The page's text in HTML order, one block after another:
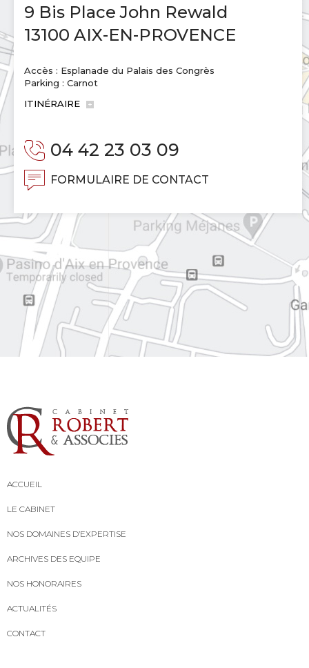
9 Bis Place John Rewald
13100 AIX-EN-PROVENCE
Accès : Esplanade du Palais des Congrès
Parking : Carnot
ITINÉRAIRE
04 42 23 03 09
FORMULAIRE DE CONTACT
ACCUEIL
LE CABINET
NOS DOMAINES D’EXPERTISE
ARCHIVES DES EQUIPE
NOS HONORAIRES
ACTUALITÉS
CONTACT